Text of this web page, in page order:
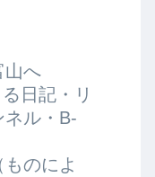
山へ
日記・リ
ル・B-
のによ